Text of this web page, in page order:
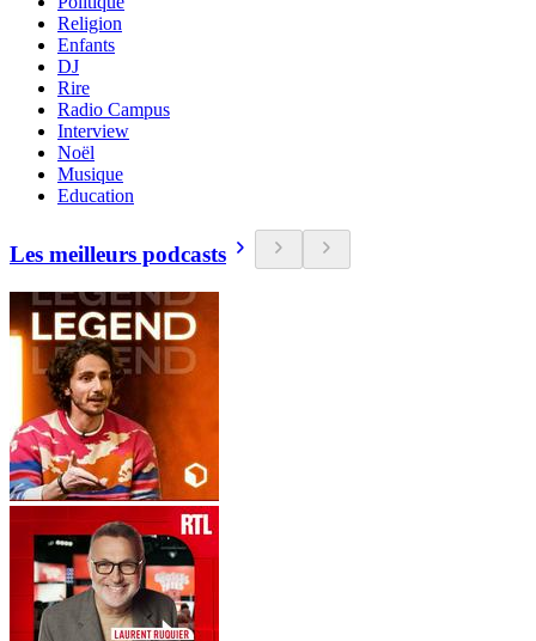
Religion
Enfants
DJ
Rire
Radio Campus
Interview
Noël
Musique
Education
Les meilleurs podcasts